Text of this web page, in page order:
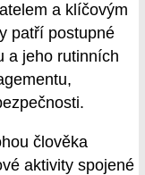
a klíčovým
patří postupné
a jeho rutinních
člověka
aktivity spojené